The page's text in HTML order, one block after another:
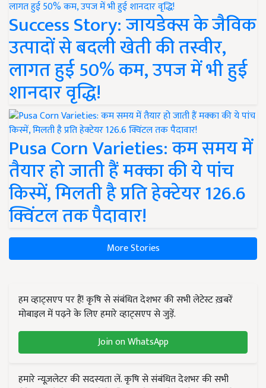
Success Story: जायडेक्स के जैविक
उत्पादों से बदली खेती की तस्वीर,
लागत हुई 50% कम, उपज में भी हुई
शानदार वृद्धि!
Pusa Corn Varieties: कम समय में
तैयार हो जाती हैं मक्का की ये पांच
किस्में, मिलती है प्रति हेक्टेयर 126.6
क्विंटल तक पैदावार!
More Stories
हम व्हाट्सएप पर हैं! कृषि से संबंधित देशभर की सभी लेटेस्ट ख़बरें
मोबाइल में पढ़ने के लिए हमारे व्हाट्सएप से जुड़ें.
Join on WhatsApp
हमारे न्यूज़लेटर की सदस्यता लें. कृषि से संबंधित देशभर की सभी